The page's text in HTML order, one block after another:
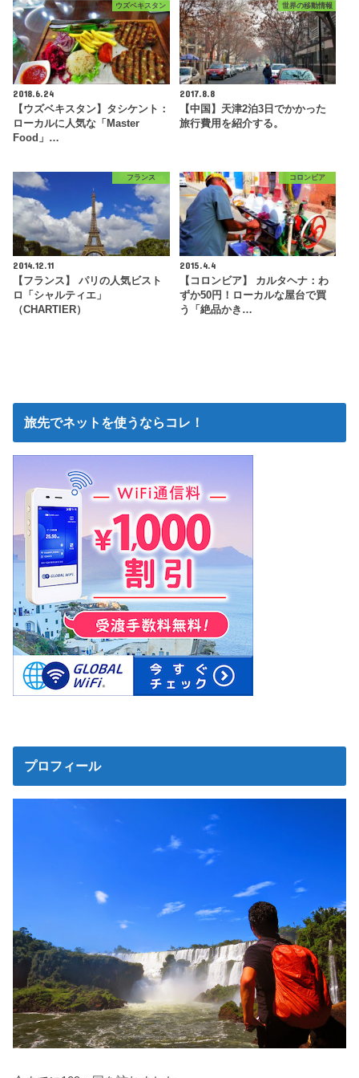
ウズベキスタン
2018.6.24
【ウズベキスタン】タシケント：
ローカルに人気な「Master
Food」…
世界の移動情報
2017.8.8
【中国】天津2泊3日でかかった
旅行費用を紹介する。
フランス
2014.12.11
【フランス】 パリの人気ビスト
ロ「シャルティエ」
（CHARTIER）
コロンビア
2015.4.4
【コロンビア】 カルタヘナ：わ
ずか50円！ローカルな屋台で買
う「絶品かき…
旅先でネットを使うならコレ！
プロフィール